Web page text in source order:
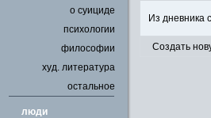
о суициде
психологии
философии
худ. литература
остальное
люди
Из дневника
Создать